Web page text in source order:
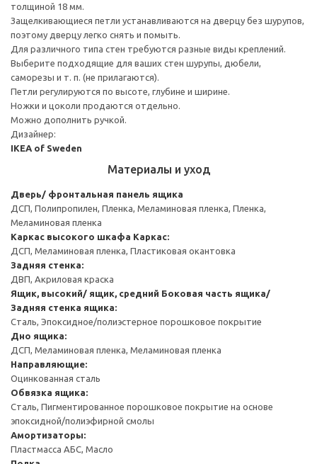
толщиной 18 мм.
Защелкивающиеся петли устанавливаются на дверцу без шурупов,
поэтому дверцу легко снять и помыть.
Для различного типа стен требуются разные виды креплений.
Выберите подходящие для ваших стен шурупы, дюбели,
саморезы и т. п. (не прилагаются).
Петли регулируются по высоте, глубине и ширине.
Ножки и цоколи продаются отдельно.
Можно дополнить ручкой.
Дизайнер:
IKEA of Sweden
Материалы и уход
Дверь/ фронтальная панель ящика
ДСП, Полипропилен, Пленка, Меламиновая пленка, Пленка,
Меламиновая пленка
Каркас высокого шкафа Каркас:
ДСП, Меламиновая пленка, Пластиковая окантовка
Задняя стенка:
ДВП, Акриловая краска
Ящик, высокий/ ящик, средний Боковая часть ящика/
Задняя стенка ящика:
Сталь, Эпоксидное/полиэстерное порошковое покрытие
Дно ящика:
ДСП, Меламиновая пленка, Меламиновая пленка
Направляющие:
Оцинкованная сталь
Обвязка ящика:
Сталь, Пигментированное порошковое покрытие на основе
эпоксидной/полиэфирной смолы
Амортизаторы:
Пластмасса АБС, Масло